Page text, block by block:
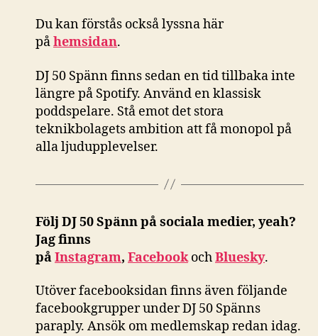
Du kan förstås ocksålyssna här
påhemsidan.
DJ 50 Spänn finns sedan en tid tillbaka inte
längre på Spotify. Använd en klassisk
poddspelare. Stå emot det stora
teknikbolagets ambition att få monopol på
alla ljudupplevelser.
Följ DJ 50 Spänn på sociala medier, yeah?
Jag finns
påInstagram, FacebookochBluesky.
Utöver facebooksidan finns även följande
facebookgrupper under DJ 50 Spänns
paraply. Ansök om medlemskap redan idag.